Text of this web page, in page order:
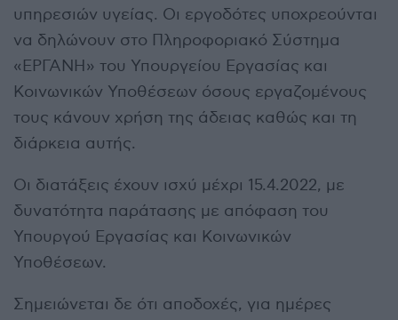
υπηρεσιών υγείας. Οι εργοδότες υποχρεούνται
να δηλώνουν στο Πληροφοριακό Σύστημα
«ΕΡΓΑΝΗ» του Υπουργείου Εργασίας και
Κοινωνικών Υποθέσεων όσους εργαζομένους
τους κάνουν χρήση της άδειας καθώς και τη
διάρκεια αυτής.
Οι διατάξεις έχουν ισχύ μέχρι 15.4.2022, με
δυνατότητα παράτασης με απόφαση του
Υπουργού Εργασίας και Κοινωνικών
Υποθέσεων.
Σημειώνεται δε ότι αποδοχές, για ημέρες